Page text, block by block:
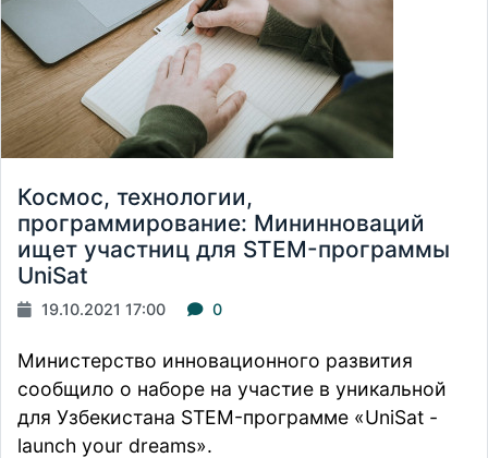
Космос, технологии,
программирование: Мининноваций
ищет участниц для STEM-программы
UniSat
19.10.2021 17:00 0
Министерство инновационного развития
сообщило о наборе на участие в уникальной
для Узбекистана STEM-программе «UniSat -
launch your dreams».